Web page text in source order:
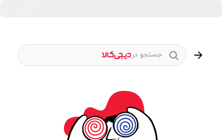
جستجو در